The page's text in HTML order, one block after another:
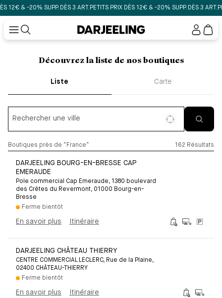
12€ & -20% SUPP. DÈS 3 ART.PETITS PRIX DÈS 12€ & -20% SUPP. DÈS 3 ART.
Mon
Découvrez la liste de nos boutiques
Liste Carte
Rechercher une ville
Boutiques près de ”France” 162 Résultats
DARJEELING BOURG-EN-BRESSE CAP
EMERAUDE
Pole commercial Cap Emeraude, 1380 boulevard
des Crêtes du Revermont, 01000 Bourg-en-
Bresse
Ferme bientôt
En savoir plus Itinéraire
DARJEELING CHÂTEAU THIERRY
CENTRE COMMERCIAL LECLERC, Rue de la Plaine,
02400 CHÂTEAU-THIERRY
Ferme bientôt
En savoir plus Itinéraire